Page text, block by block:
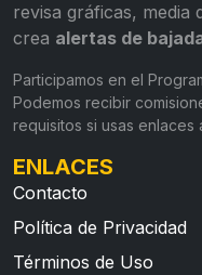
revisa gráficas, media
crea alertas de
Participamos en el
Podemos recibir
requisitos si usas enlaces
ENLACES
Contacto
Política de Privacidad
Términos de Uso